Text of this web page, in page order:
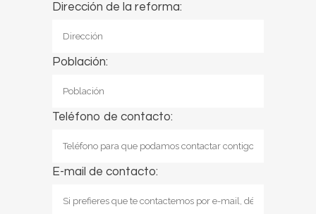
Dirección de la reforma:
Población:
Teléfono de contacto:
E-mail de contacto: